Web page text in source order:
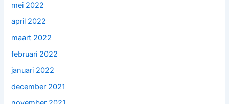
mei 2022
april 2022
maart 2022
februari 2022
januari 2022
december 2021